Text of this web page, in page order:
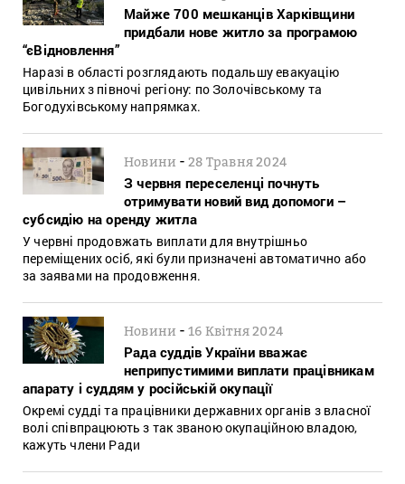
Майже 700 мешканців Харківщини
придбали нове житло за програмою
“єВідновлення”
Наразі в області розглядають подальшу евакуацію
цивільних з півночі регіону: по Золочівському та
Богодухівському напрямках.
Новини -28 Травня 2024
З червня переселенці почнуть
отримувати новий вид допомоги –
субсидію на оренду житла
У червні продовжать виплати для внутрішньо
переміщених осіб, які були призначені автоматично або
за заявами на продовження.
Новини -16 Квітня 2024
Рада суддів України вважає
неприпустимими виплати працівникам
апарату і суддям у російській окупації
Окремі судді та працівники державних органів з власної
волі співпрацюють з так званою окупаційною владою,
кажуть члени Ради